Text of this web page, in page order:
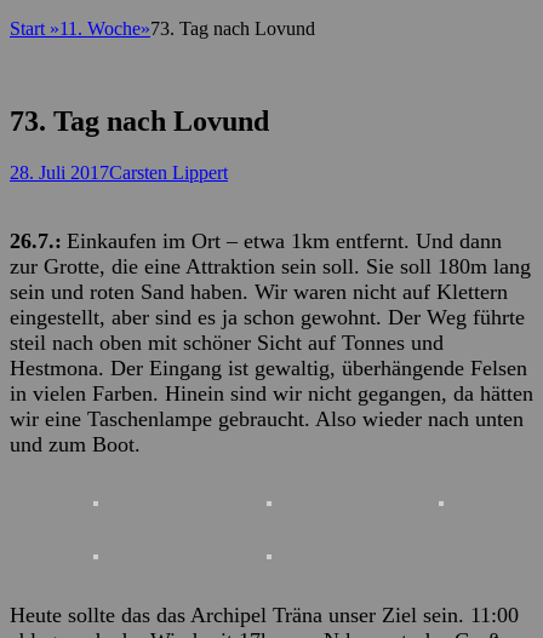
Start »11. Woche»73. Tag nach Lovund
73. Tag nach Lovund
Posted
28. Juli 2017Autor
Carsten Lippert
26.7.: Einkaufen im Ort – etwa 1km entfernt. Und dann
zur Grotte, die eine Attraktion sein soll. Sie soll 180m lang
sein und roten Sand haben. Wir waren nicht auf Klettern
eingestellt, aber sind es ja schon gewohnt. Der Weg führte
steil nach oben mit schöner Sicht auf Tonnes und
Hestmona. Der Eingang ist gewaltig, überhängende Felsen
in vielen Farben. Hinein sind wir nicht gegangen, da hätten
wir eine Taschenlampe gebraucht. Also wieder nach unten
und zum Boot.
Heute sollte das das Archipel Träna unser Ziel sein. 11:00